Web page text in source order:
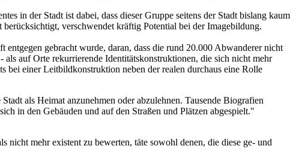
in der Stadt ist dabei, dass dieser Gruppe seitens der Stadt bislang kaum
verschwendet kräftig Potential bei der Imagebildung.
gebracht wurde, daran, dass die rund 20.000 Abwanderer nicht
auf Orte rekurrierende Identitätskonstruktionen, die sich nicht mehr
bei einer Leitbildkonstruktion neben der realen durchaus eine Rolle
als Heimat anzunehmen oder abzulehnen. Tausende Biografien
in den Gebäuden und auf den Straßen und Plätzen abgespielt."
mehr existent zu bewerten, täte sowohl denen, die diese ge- und